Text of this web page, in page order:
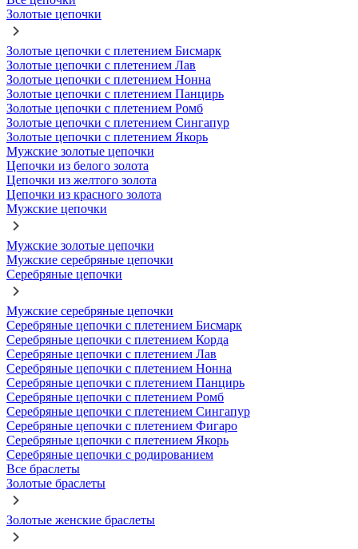
Золотые цепочки
Золотые цепочки с плетением Бисмарк
Золотые цепочки с плетением Лав
Золотые цепочки с плетением Нонна
Золотые цепочки с плетением Панцирь
Золотые цепочки с плетением Ромб
Золотые цепочки с плетением Сингапур
Золотые цепочки с плетением Якорь
Мужские золотые цепочки
Цепочки из белого золота
Цепочки из желтого золота
Цепочки из красного золота
Мужские цепочки
Мужские золотые цепочки
Мужские серебряные цепочки
Серебряные цепочки
Мужские серебряные цепочки
Серебряные цепочки с плетением Бисмарк
Серебряные цепочки с плетением Корда
Серебряные цепочки с плетением Лав
Серебряные цепочки с плетением Нонна
Серебряные цепочки с плетением Панцирь
Серебряные цепочки с плетением Ромб
Серебряные цепочки с плетением Сингапур
Серебряные цепочки с плетением Фигаро
Серебряные цепочки с плетением Якорь
Серебряные цепочки с родированием
Все браслеты
Золотые браслеты
Золотые женские браслеты